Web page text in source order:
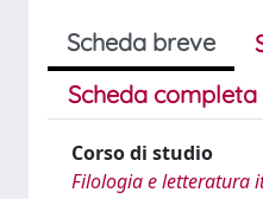
Scheda breve
Scheda completa
Corso di studio
Filologia e letteratura